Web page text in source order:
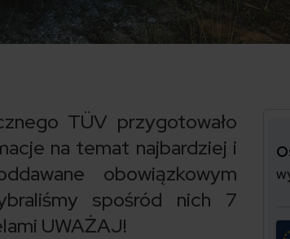
TÜV przygotowało
na temat najbardziej i
obowiązkowym
spośród nich 7
UWAŻAJ!